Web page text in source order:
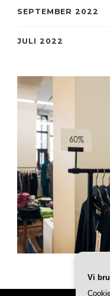
SEPTEMBER 2022
JULI 2022
Vi